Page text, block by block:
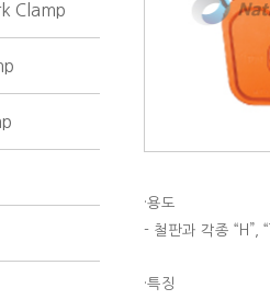
Clamp
·용도
- 철판과 각종 “ H ” “
·특징